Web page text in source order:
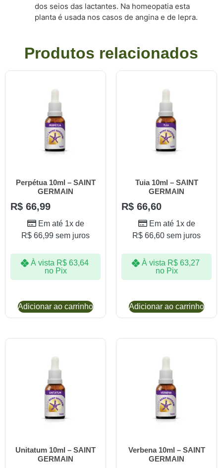
dos seios das lactantes. Na homeopatia esta
planta é usada nos casos de angina e de lepra.
Produtos relacionados
Perpétua 10ml – SAINT
GERMAIN
R$ 66,99
Em até 1x de
R$ 66,99 sem juros
À vista R$63,64
no Pix
Adicionar ao carrinho
Tuia 10ml – SAINT
GERMAIN
R$ 66,60
Em até 1x de
R$ 66,60 sem juros
À vista R$63,27
no Pix
Adicionar ao carrinho
Unitatum 10ml – SAINT
GERMAIN
Verbena 10ml – SAINT
GERMAIN